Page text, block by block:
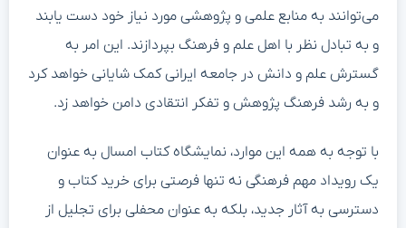
می‌توانند به منابع علمی و پژوهشی مورد نیاز خود دست یابند
و به تبادل نظر با اهل علم و فرهنگ بپردازند. این امر به
گسترش علم و دانش در جامعه ایرانی کمک شایانی خواهد کرد
و به رشد فرهنگ پژوهش و تفکر انتقادی دامن خواهد زد.
با توجه به همه‌ این موارد، نمایشگاه کتاب امسال به عنوان
یک رویداد مهم فرهنگی نه تنها فرصتی برای خرید کتاب و
دسترسی به آثار جدید، بلکه به عنوان محفلی برای تجلیل از